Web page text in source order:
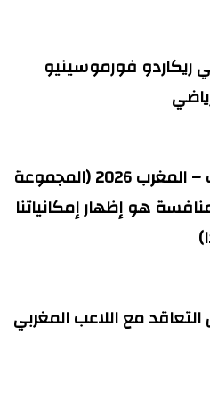
ريكاردو فورموسينيو
كأس أمم إفريقيا للسيدات – المغرب 2026 (المجموعة
هو إظهار إمكانياتنا
مع اللاعب المغربي